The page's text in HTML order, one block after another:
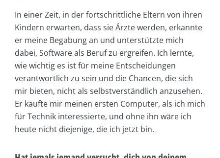
In einer Zeit, in der fortschrittliche Eltern von ihren
Kindern erwarten, dass sie Ärzte werden, erkannte
er meine Begabung an und unterstützte mich
dabei, Software als Beruf zu ergreifen. Ich lernte,
wie wichtig es ist für meine Entscheidungen
verantwortlich zu sein und die Chancen, die sich
mir bieten, nicht als selbstverständlich anzusehen.
Er kaufte mir meinen ersten Computer, als ich mich
für Technik interessierte, und ohne ihn wäre ich
heute nicht diejenige, die ich jetzt bin.